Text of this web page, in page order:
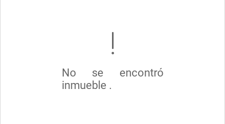
No se encontró
inmueble .